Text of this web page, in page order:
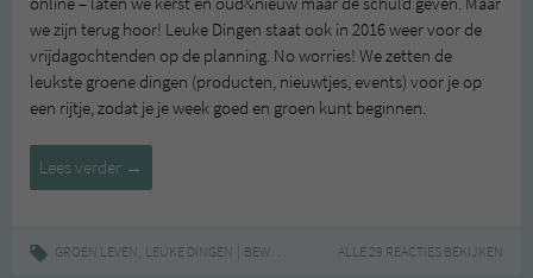
we zijn terug hoor! Leuke Dingen staat ook in 2016 weer voor de
vrijdagochtenden op de planning. No worries! We zetten de
leukste groene dingen (producten, nieuwtjes, events) voor je op
een rijtje, zodat je je week goed en groen kunt beginnen.
Lees verder Leuke
Dingen
→
GROEN LEVEN, LEUKE DINGEN BEWUST DUURZAAM,GROEN,LEUKE DINGEN
ALLE 29 REACTIES BEKIJKEN